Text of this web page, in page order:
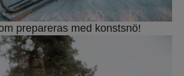
prepareras med konstsnö!